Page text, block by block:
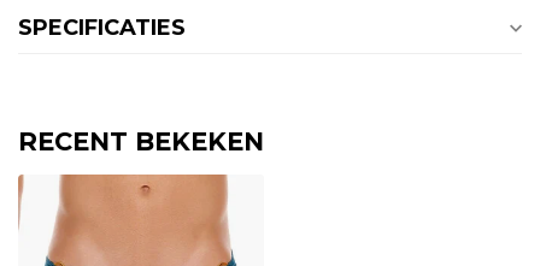
SPECIFICATIES
RECENT BEKEKEN